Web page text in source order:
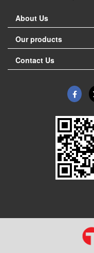
About Us
Our products
Contact Us